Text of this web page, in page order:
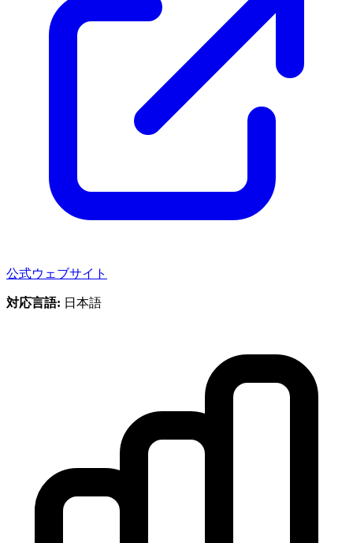
公式ウェブサイト
対応言語: 日本語